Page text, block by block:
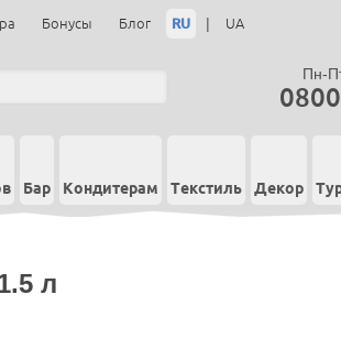
Бонусы Блог RU | UA
Пн-
Бар Кондитерам Текстиль Декор
л